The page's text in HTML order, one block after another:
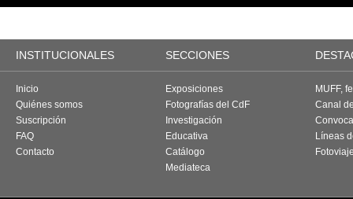
INSTITUCIONALES SECCIONES
Inicio
Quiénes somos
Suscripción
FAQ
Contacto
Exposiciones
Fotografías del CdF
Investigación
Educativa
Catálogo
Mediateca
MUFF,
Canal
Líneas